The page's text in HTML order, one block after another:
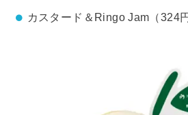
カスタード＆Ringo Jam（324円